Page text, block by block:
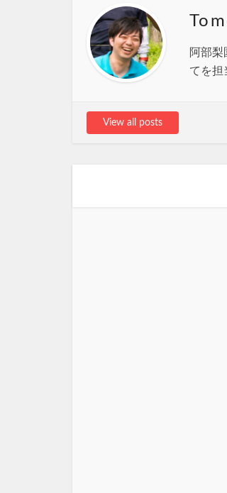
阿部梨
てを担
View all posts